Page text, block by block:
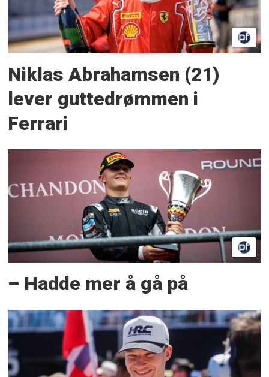
Niklas Abrahamsen (21)
lever guttedrømmen i
Ferrari
– Hadde mer å gå på